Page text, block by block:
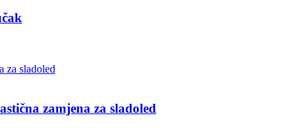
zamjena za sladoled